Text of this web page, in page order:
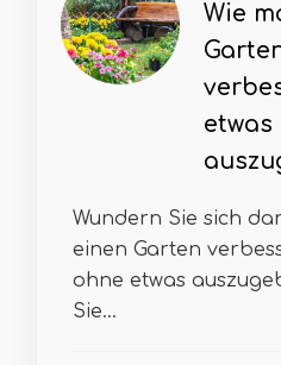
Wie
etwas
Wundern Sie sich
einen Garten
ohne etwas
Sie...